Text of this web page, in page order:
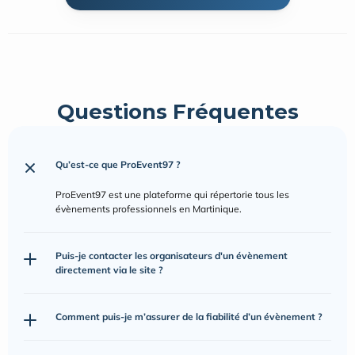
Questions Fréquentes
Qu’est-ce que ProEvent97 ?
ProEvent97 est une plateforme qui répertorie tous les
évènements professionnels en Martinique.
Puis-je contacter les organisateurs d'un évènement
directement via le site ?
Comment puis-je m’assurer de la fiabilité d’un évènement ?